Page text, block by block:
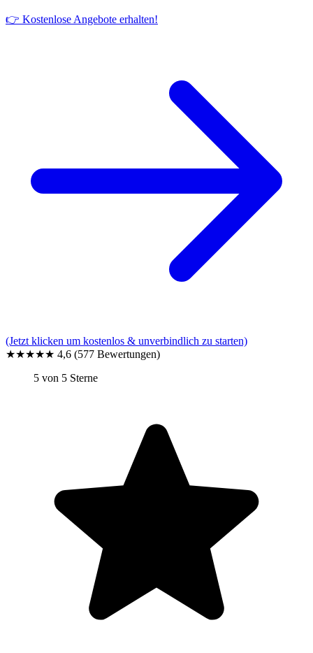
👉 Kostenlose Angebote erhalten!
(Jetzt klicken um kostenlos & unverbindlich zu starten)
★★★★★ 4,6 (577 Bewertungen)
5 von 5 Sterne